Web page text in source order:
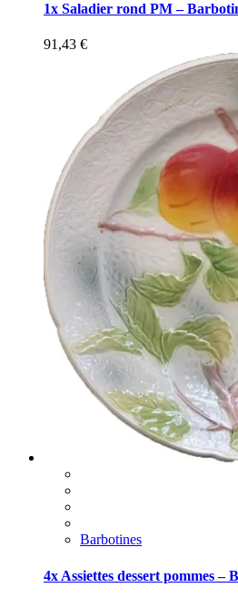
1x Saladier rond PM –
91,43 €
Barbotines
4x Assiettes dessert pommes –